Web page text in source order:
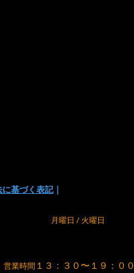
基づく表記｜
月曜日 / 火曜日
営業時間 １３：３０〜１９：００